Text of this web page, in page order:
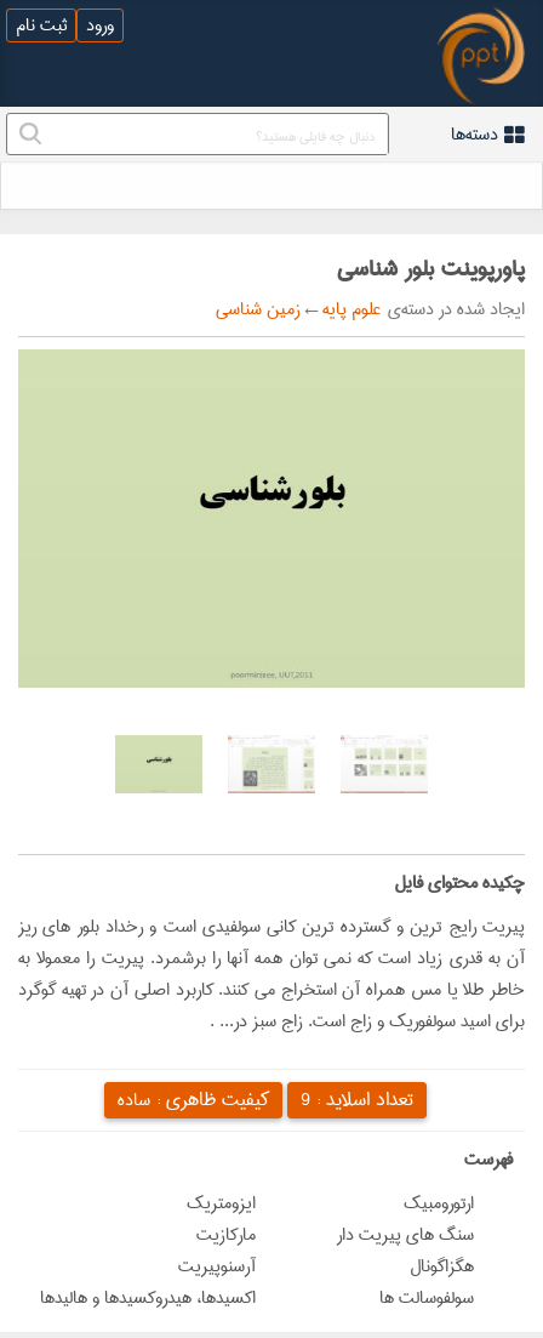
ورود ثبت نام
دسته‌ها
پاورپوینت بلور شناسی
ایجاد شده در دسته‌ی علوم پایه←زمین شناسی
‌چکیده محتوای فایل
پیریت رایج ترین و گسترده ترین کانی سولفیدی است و رخداد بلور های ریز
آن به قدری زیاد است که نمی توان همه آنها را برشمرد. پیریت را معمولا به
خاطر طلا یا مس همراه آن استخراج می کنند. کاربرد اصلی آن در تهیه گوگرد
برای اسید سولفوریک و زاج است. زاج سبز در... .
کیفیت ظاهری : ساده تعداد اسلاید : 9
‌فهرست
ارتورومبیک
ایزومتریک
سنگ های پیریت دار
مارکازیت
هگزاگونال
آرسنوپیریت
سولفوسالت ها
اکسیدها، هیدروکسیدها و هالیدها